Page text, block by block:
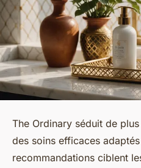
The Ordinary séduit de
des soins efficaces
recommandations ciblent